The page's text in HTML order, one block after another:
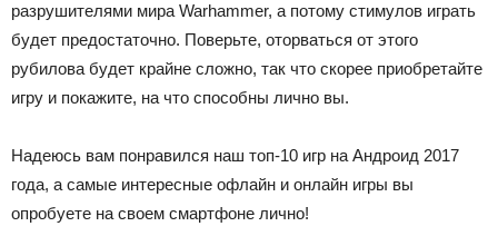
разрушителями мира Warhammer, а потому стимулов играть
будет предостаточно. Поверьте, оторваться от этого
рубилова будет крайне сложно, так что скорее приобретайте
игру и покажите, на что способны лично вы.
Надеюсь вам понравился наш топ-10 игр на Андроид 2017
года, а самые интересные офлайн и онлайн игры вы
опробуете на своем смартфоне лично!